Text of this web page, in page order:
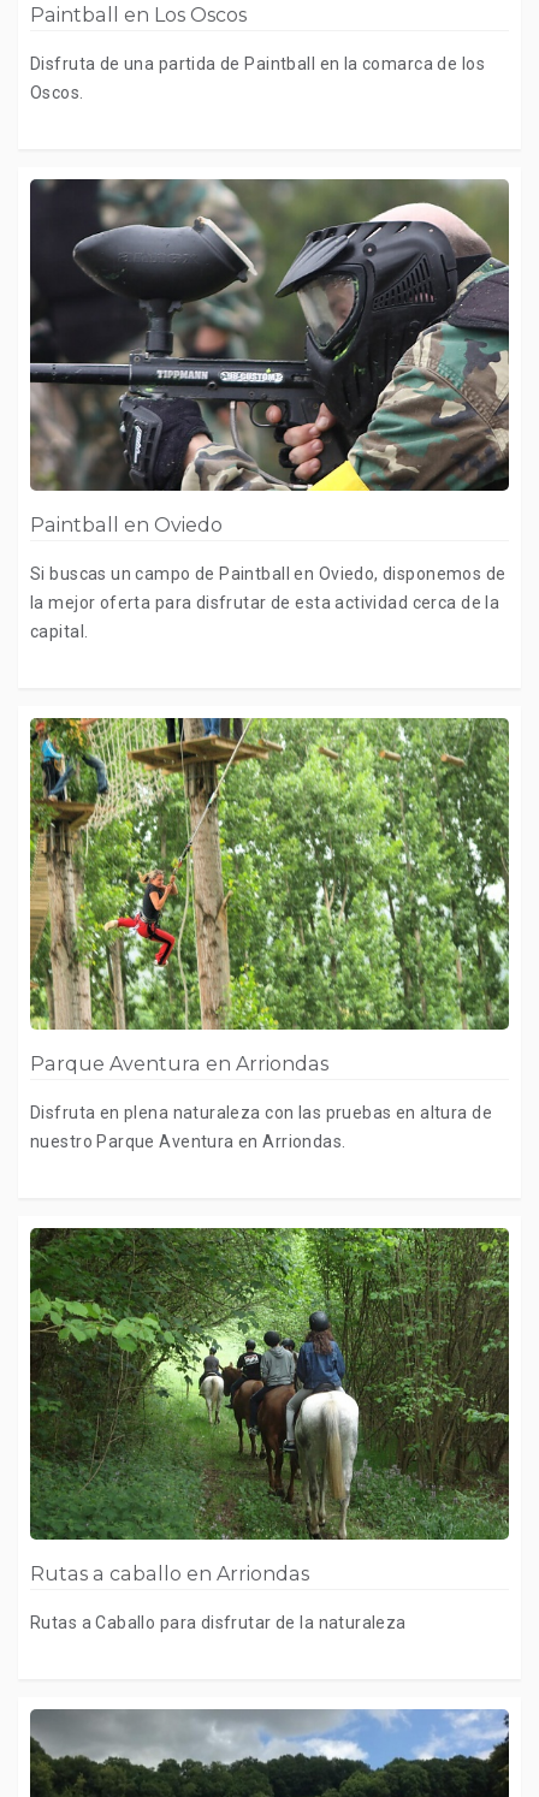
Paintball en Los Oscos
Disfruta de una partida de Paintball en la comarca de los
Oscos.
Paintball en Oviedo
Si buscas un campo de Paintball en Oviedo, disponemos de
la mejor oferta para disfrutar de esta actividad cerca de la
capital.
Parque Aventura en Arriondas
Disfruta en plena naturaleza con las pruebas en altura de
nuestro Parque Aventura en Arriondas.
Rutas a caballo en Arriondas
Rutas a Caballo para disfrutar de la naturaleza